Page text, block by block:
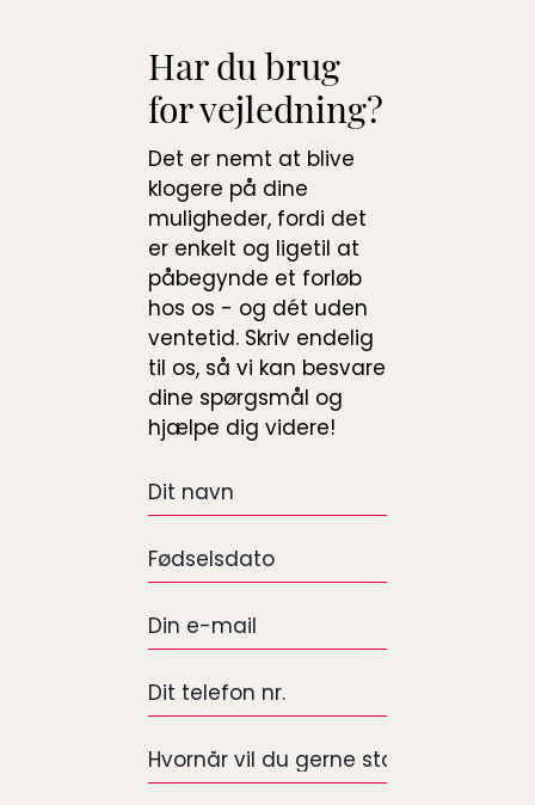
Har du brug
for vejledning?
Det er nemt at blive
klogere på dine
muligheder, fordi det
er enkelt og ligetil at
påbegynde et forløb
hos os - og dét uden
ventetid. Skriv endelig
til os, så vi kan besvare
dine spørgsmål og
hjælpe dig videre!
Dit
Fødselsdato
e-
Dit
*
Hvornår